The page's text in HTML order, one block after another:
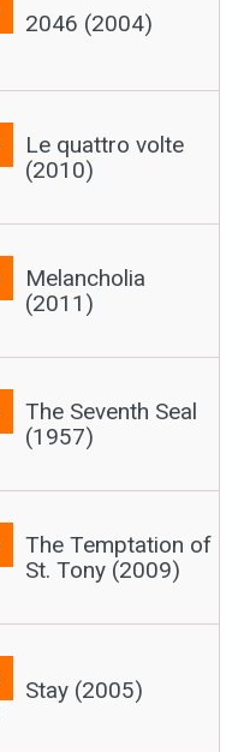
2046 (2004)
Le quattro volte
(2010)
Melancholia
(2011)
The Seventh Seal
(1957)
The Temptation of
St. Tony (2009)
Stay (2005)